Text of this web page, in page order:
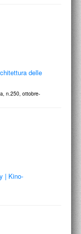
delle
n.250, ottobre-
| Kino-